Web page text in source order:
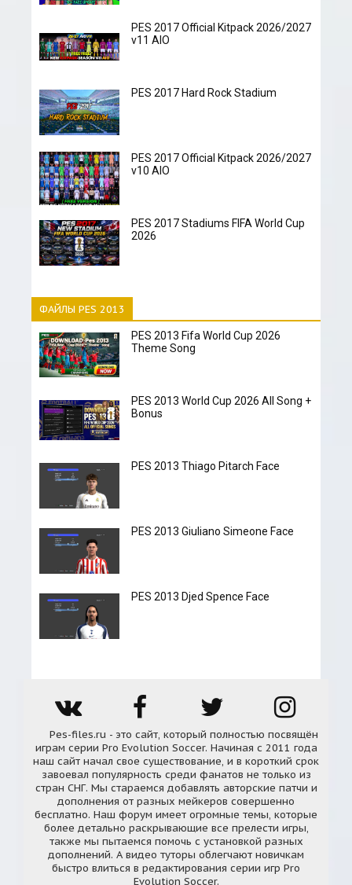
PES 2017 Official Kitpack 2026/2027
v11 AIO
PES 2017 Hard Rock Stadium
PES 2017 Official Kitpack 2026/2027
v10 AIO
PES 2017 Stadiums FIFA World Cup
2026
ФАЙЛЫ PES 2013
PES 2013 Fifa World Cup 2026
Theme Song
PES 2013 World Cup 2026 All Song +
Bonus
PES 2013 Thiago Pitarch Face
PES 2013 Giuliano Simeone Face
PES 2013 Djed Spence Face
Pes-files.ru - это сайт, который полностью посвящён
играм серии Pro Evolution Soccer. Начиная с 2011 года
наш сайт начал свое существование, и в короткий срок
завоевал популярность среди фанатов не только из
стран СНГ. Мы стараемся добавлять авторские патчи и
дополнения от разных мейкеров совершенно
бесплатно. Наш форум имеет огромные темы, которые
более детально раскрывающие все прелести игры,
также мы пытаемся помочь с установкой разных
дополнений. А видео туторы облегчают новичкам
быстро влиться в редактирования серии игр Pro
Evolution Soccer.